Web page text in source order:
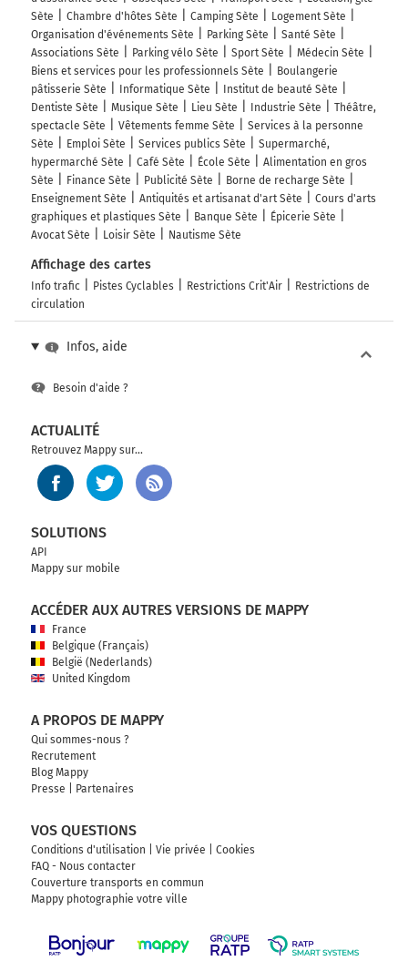
Sète
Chambre d'hôtes Sète Camping Sète
Logement Sète
Organisation d'événements Sète
Parking Sète
Santé Sète
Associations Sète
Parking vélo Sète Sport Sète
Médecin Sète
Biens et services pour les professionnels Sète
Boulangerie
pâtisserie Sète
Informatique Sète
Institut de beauté Sète
Dentiste Sète
Musique Sète Lieu Sète Industrie Sète
Théâtre,
spectacle Sète
Vêtements femme Sète
Services à la personne
Sète
Emploi Sète Services publics Sète
Supermarché,
hypermarché Sète
Café Sète École Sète
Alimentation en gros
Sète
Finance Sète Publicité Sète
Borne de recharge Sète
Enseignement Sète
Antiquités et artisanat d'art Sète
Cours d'arts
graphiques et plastiques Sète
Banque Sète
Épicerie Sète
Avocat Sète
Loisir Sète Nautisme Sète
Affichage des cartes
Info trafic Pistes Cyclables Restrictions Crit'Air
Restrictions de
circulation
Infos, aide
Besoin d'aide ?
ACTUALITÉ
Retrouvez Mappy sur...
SOLUTIONS
API
Mappy sur mobile
ACCÉDER AUX AUTRES VERSIONS DE MAPPY
France
Belgique (Français)
België (Nederlands)
United Kingdom
A PROPOS DE MAPPY
Qui sommes-nous ?
Recrutement
Blog Mappy
Presse
Partenaires
VOS QUESTIONS
Conditions d'utilisation Vie privée
Cookies
FAQ - Nous contacter
Couverture transports en commun
Mappy photographie votre ville